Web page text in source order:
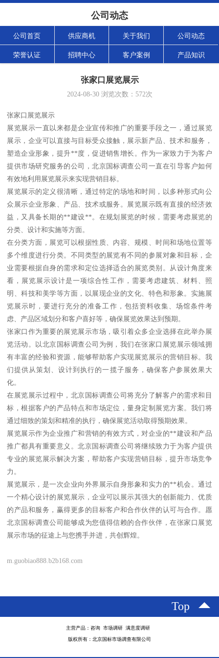
公司动态
公司首页 供应商机 关于我们 公司动态
荣誉认证 招聘中心 客户案例 产品知识
张家口展览展示
2024-08-30浏览次数： 572次
张家口展览展示
展览展示一直以来都是企业宣传和推广的重要手段之一，通过展览
展示，企业可以直接与目标受众接触，展示新产品、技术和服务，
塑造企业形象，提升**度，促进销售增长。作为一家致力于为客户
提供市场研究服务的公司，北京国标调查公司一直在引导客户如何
有效地利用展览展示来实现营销目标。
展览展示的定义很清晰，通过特定的场地和时间，以多种形式向公
众展示企业形象、产品、技术或服务。展览展示既有直接的经济效
益，又具备长期的**建设**。在规划展览的时候，需要考虑展览的
分类、设计和实施等方面。
在分类方面，展览可以根据性质、内容、规模、时间和场地位置等
多个维度进行分类。不同类型的展览有不同的参展对象和目标，企
业需要根据自身的需求和定位选择适合的展览类别。从设计角度来
看，展览展示设计是一项综合性工作，需要考虑建筑、材料、照
明、科技和美学等方面，以展现企业的文化、特色和形象。实施展
览展示时，要进行充分的准备工作，包括资料收集、场馆条件考
虑、产品区域划分和客户喜好等，确保展览效果达到预期。
张家口作为重要的展览展示市场，吸引着众多企业选择在此举办展
览活动。以北京国标调查公司为例，我们在张家口展览展示领域拥
有丰富的经验和资源，能够帮助客户实现展览展示的营销目标。我
们提供从策划、设计到执行的一揽子服务，确保客户参展效果大
化。
在展览展示过程中，北京国标调查公司将充分了解客户的需求和目
标，根据客户的产品特点和市场定位，量身定制展览方案。我们将
通过细致的策划和精准的执行，确保展览活动取得预期效果。
展览展示作为企业推广和营销的有效方式，对企业的**建设和产品
推广都具有重要意义。北京国标调查公司将继续致力于为客户提供
专业的展览展示解决方案，帮助客户实现营销目标，提升市场竞争
力。
展览展示，是一次企业向外界展示自身形象和实力的**机会。通过
一个精心设计的展览展示，企业可以展示其强大的创新能力、优质
的产品和服务，赢得更多的目标客户和合作伙伴的认可与合作。愿
北京国标调查公司能够成为您值得信赖的合作伙伴，在张家口展览
展示市场的征途上与您携手并进，共创辉煌。
m.guobiao888.b2b168.com
Top
主营产品：咨询 市场调研 满意度调研
版权所有：北京国标市场调查有限公司